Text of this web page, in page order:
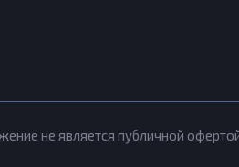
не является публичной